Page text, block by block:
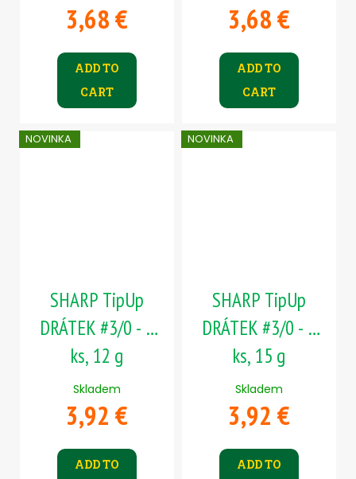
3,68 €
ADD TO
CART
3,68 €
ADD TO
CART
NOVINKA
SHARP TipUp
DRÁTEK #3/0 - 5
ks, 12 g
Skladem
3,92 €
ADD TO
NOVINKA
SHARP TipUp
DRÁTEK #3/0 - 5
ks, 15 g
Skladem
3,92 €
ADD TO